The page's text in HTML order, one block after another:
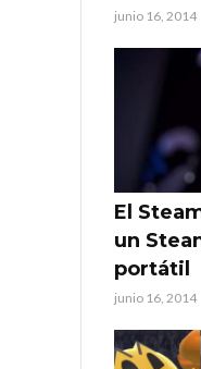
junio 16, 2014
El
un
portátil
junio 16, 2014